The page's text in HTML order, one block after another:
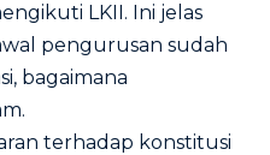
LKII. Ini jelas
pengurusan sudah
bagaimana
terhadap konstitusi